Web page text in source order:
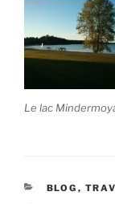
Le lac
BLOG ,